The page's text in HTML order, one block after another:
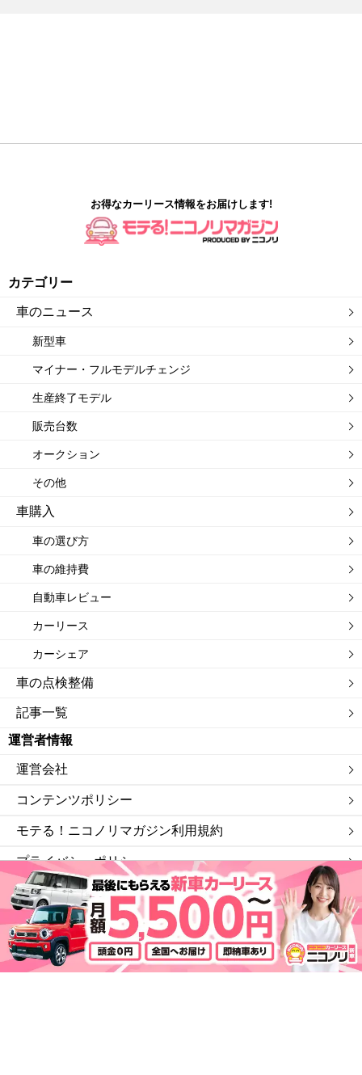
お得なカーリース情報をお届けします!
カテゴリー
車のニュース
新型車
マイナー・フルモデルチェンジ
生産終了モデル
販売台数
オークション
その他
車購入
車の選び方
車の維持費
自動車レビュー
カーリース
カーシェア
車の点検整備
記事一覧
運営者情報
運営会社
コンテンツポリシー
モテる！ニコノリマガジン利用規約
プライバシーポリシー
サイトマップ
私たちは「ニコニコレンタカー」を運営する会社です。
©モテる！ニコノリマガジン.